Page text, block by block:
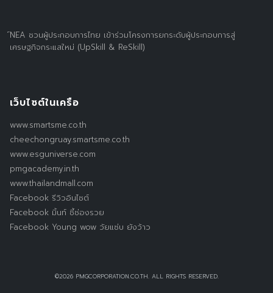
์NEA ชวนผู้ประกอบการไทย เข้าร่วมโครงการยกระดับผู้ประกอบการสู่
เศรษฐกิจกระแสใหม่ (UpSkill & ReSkill)
เว็บไซต์ในเครือ
www.smartsme.co.th
cheechongruay.smartsme.co.th
www.esguniverse.com
pmgacademy.in.th
www.thailandmall.com
Facebook รีวิวอินไซต์
Facebook มิ้นท์ ชี้ช่องรวย
Facebook Young wow วัยแซ่บ ยังว้าว
©2026 PMGCORPORATION.CO.TH. ALL RIGHTS RESERVED.